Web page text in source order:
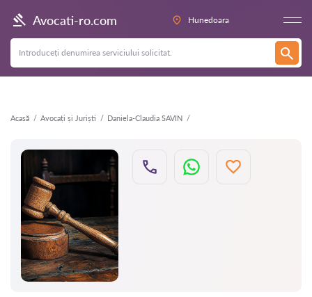
Avocati-ro.com Hunedoara
Acasă Avocați și Juriști Daniela-Claudia SAVIN
Înapoi